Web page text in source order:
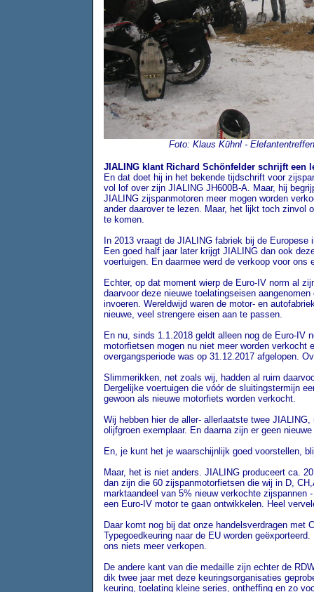
Foto: Klaus Kühnl -
JIALING klant Richard Schönfelder schrijft een
En dat doet hij in het bekende tijdschrift voor
vol lof over zijn JIALING JH600B-A. Maar, hij
JIALING zijspanmotoren meer mogen worden
ander daarover te lezen. Maar, het lijkt toch zinvol
te komen.
In 2013 vraagt de JIALING fabriek bij de
Een goed half jaar later krijgt JIALING dan ook
voertuigen. En daarmee werd de verkoop voor
Echter, op dat moment wierp de Euro-IV norm al
daarvoor deze nieuwe toelatingseisen
invoeren. Wereldwijd waren de motor- en
nieuwe, veel strengere eisen aan te passen.
En nu, sinds 1.1.2018 geldt alleen nog de Euro-IV
motorfietsen mogen nu niet meer worden verkocht
overgangsperiode was op 31.12.2017 afgelopen.
Slimmerikken, net zoals wij, hadden al ruim
Dergelijke voertuigen die vóór de sluitingstermijn
gewoon als nieuwe motorfiets worden verkocht.
Wij hebben hier de aller- allerlaatste twee
olijfgroen exemplaar. En daarna zijn er geen
En, je kunt het je waarschijnlijk goed voorstellen,
Maar, het is niet anders. JIALING produceert ca.
dan zijn die 60 zijspanmotorfietsen die wij in D,
marktaandeel van 5% nieuw verkochte zijspannen
een Euro-IV motor te gaan ontwikkelen. Heel
Daar komt nog bij dat onze handelsverdragen met
Typegoedkeuring naar de EU worden
ons niets meer verkopen.
De andere kant van die medaille zijn echter de
dik twee jaar met deze keuringsorganisaties
keuring, toelating kleine series, ontheffing en zo